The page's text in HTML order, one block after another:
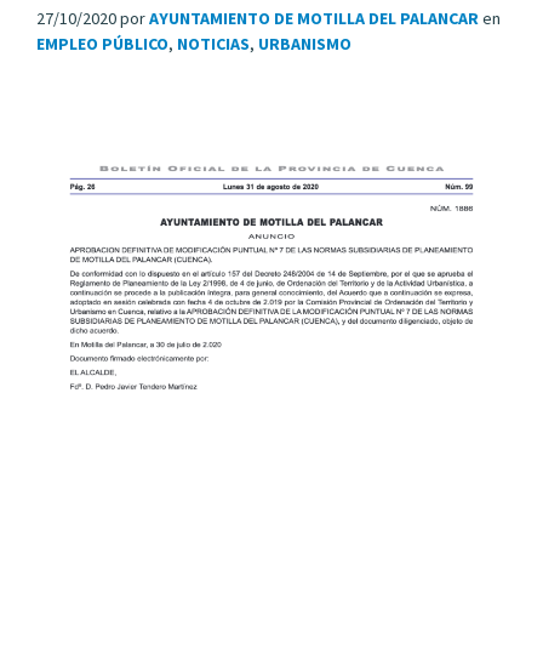
27/10/2020porAYUNTAMIENTO DE MOTILLA DEL PALANCARen
EMPLEO PÚBLICO, NOTICIAS, URBANISMO